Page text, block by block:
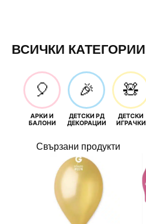
ВСИЧКИ КАТЕГОРИИ
🎈
АРКИ И
БАЛОНИ
🎉
ДЕТСКИ РД
ДЕКОРАЦИИ
🧸
ДЕТСКИ
ИГРАЧКИ
Свързани продукти